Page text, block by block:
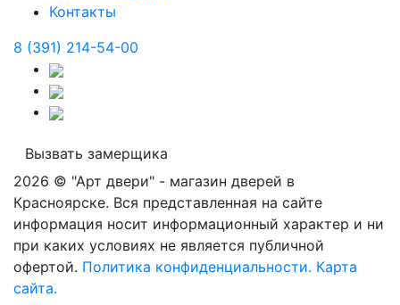
Контакты
8 (391) 214-54-00
Вызвать замерщика
2026 © "Арт двери" - магазин дверей в
Красноярске. Вся представленная на сайте
информация носит информационный характер и ни
при каких условиях не является публичной
офертой. Политика конфиденциальности. Карта
сайта.